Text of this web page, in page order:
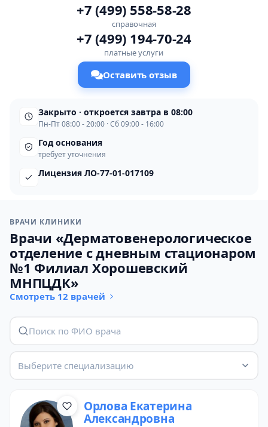
+7 (499) 558-58-28
справочная
+7 (499) 194-70-24
платные услуги
Оставить отзыв
Закрыто · откроется завтра в 08:00
Пн-Пт 08:00 - 20:00 · Сб 09:00 - 16:00
Год основания
требует уточнения
Лицензия ЛО-77-01-017109
ВРАЧИ КЛИНИКИ
Врачи «Дерматовенерологическое
отделение с дневным стационаром
№1 Филиал Хорошевский
МНПЦДК»
Смотреть 12 врачей
Выберите специализацию
Орлова Екатерина
Александровна